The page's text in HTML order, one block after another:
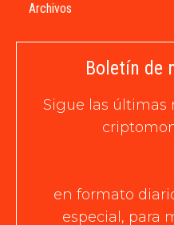
Archivos
Boletín de
Sigue las últimas
en formato
especial, para